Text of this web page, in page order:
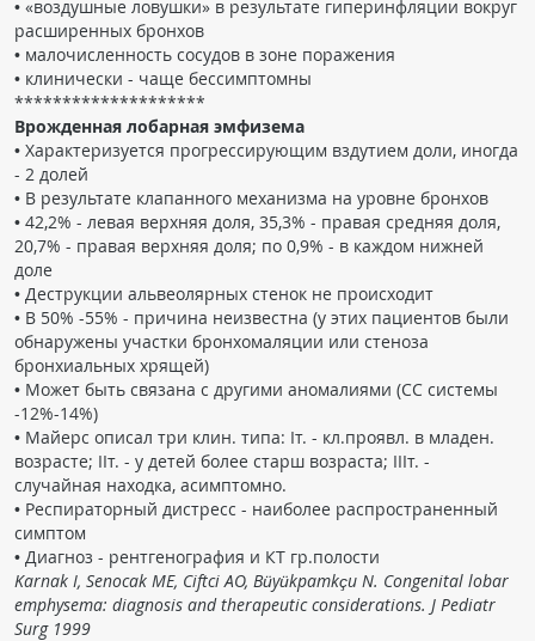
• «воздушные ловушки» в результате гиперинфляции вокруг
расширенных бронхов
• малочисленность сосудов в зоне поражения
• клинически - чаще бессимптомны
********************
Врожденная лобарная эмфизема
• Характеризуется прогрессирующим вздутием доли, иногда
- 2 долей
• В результате клапанного механизма на уровне бронхов
• 42,2% - левая верхняя доля, 35,3% - правая средняя доля,
20,7% - правая верхняя доля; по 0,9% - в каждом нижней
доле
• Деструкции альвеолярных стенок не происходит
• В 50% -55% - причина неизвестна (у этих пациентов были
обнаружены участки бронхомаляции или стеноза
бронхиальных хрящей)
• Может быть связана с другими аномалиями (СС системы
-12%-14%)
• Майерс описал три клин. типа: Iт. - кл.проявл. в младен.
возрасте; IIт. - у детей более старш возраста; IIIт. -
случайная находка, асимптомно.
• Респираторный дистресс - наиболее распространенный
симптом
• Диагноз - рентгенография и КТ гр.полости
Karnak I, Senocak ME, Ciftci AO, Büyükpamkçu N. Congenital lobar
emphysema: diagnosis and therapeutic considerations. J Pediatr
Surg 1999